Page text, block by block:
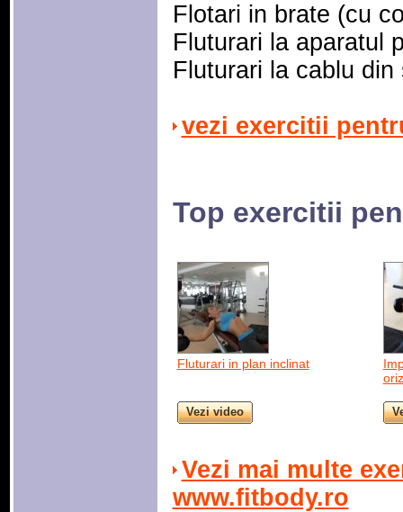
Flotari in brate (cu
Fluturari la aparatul
Fluturari la cablu din
vezi exercitii
Top exercitii
Fluturari in plan inclinat
Vezi mai multe
www.fitbody.ro